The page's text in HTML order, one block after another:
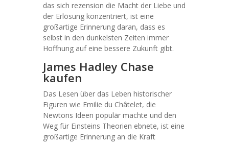
das sich rezension die Macht der Liebe und
der Erlösung konzentriert, ist eine
großartige Erinnerung daran, dass es
selbst in den dunkelsten Zeiten immer
Hoffnung auf eine bessere Zukunft gibt.
James Hadley Chase
kaufen
Das Lesen über das Leben historischer
Figuren wie Emilie du Châtelet, die
Newtons Ideen populär machte und den
Weg für Einsteins Theorien ebnete, ist eine
großartige Erinnerung an die Kraft